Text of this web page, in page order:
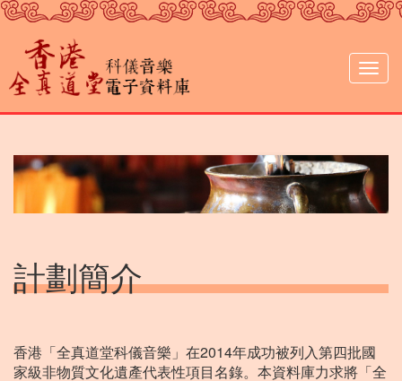
移
容
計劃簡介
香港「全真道堂科儀音樂」在2014年成功被列入第四批國
家級非物質文化遺產代表性項目名錄。本資料庫力求將「全